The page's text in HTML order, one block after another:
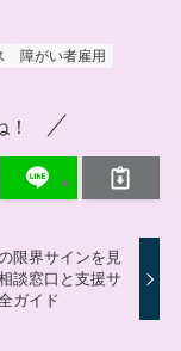
障がい者雇用
限界サインを見
談窓口と支援サ
ガイド